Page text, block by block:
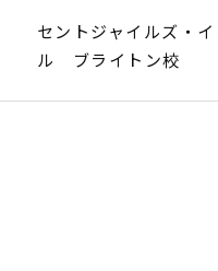
セントジャイルズ・
ル ブライトン校